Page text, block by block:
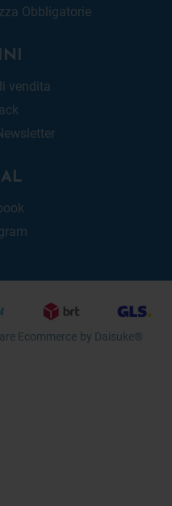
Obbligatorie
vendita
Ecommerce by Daisuke®